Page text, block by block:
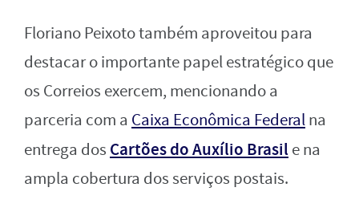
Floriano Peixoto também aproveitou para
destacar o importante papel estratégico que
os Correios exercem, mencionando a
parceria com a Caixa Econômica Federalna
entrega dos Cartões do Auxílio Brasil e na
ampla cobertura dos serviços postais.